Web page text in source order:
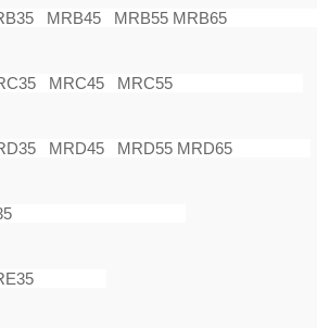
MRB45 MRB55
MRC45 MRC55
MRD45 MRD55 MRD65
MZ35